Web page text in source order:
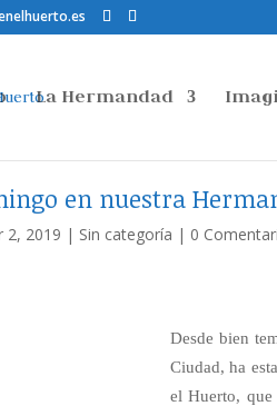
La Hermandad
en nuestra
2, 2019 | Sin categoría | 0
Desde bien
Ciudad, ha
el Huerto,